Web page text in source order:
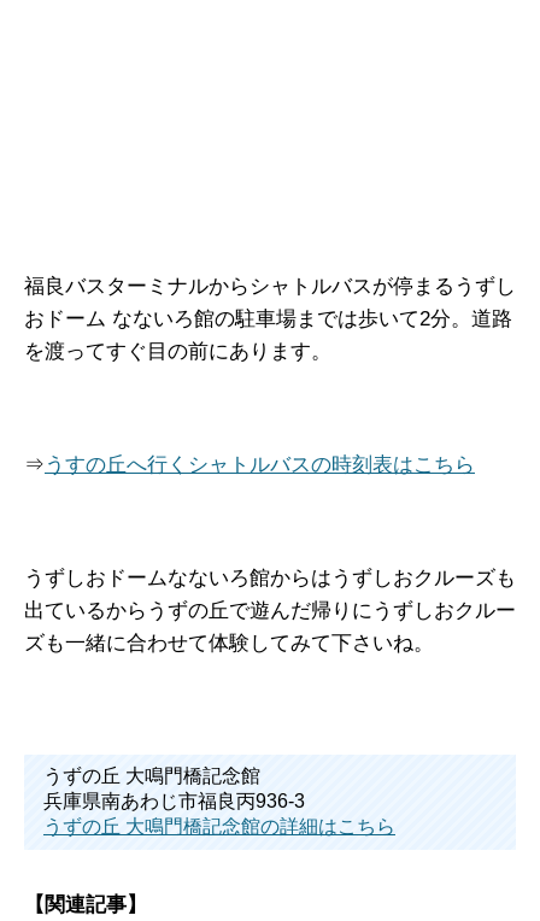
福良バスターミナルからシャトルバスが停まるうずし
おドーム なないろ館の駐車場までは歩いて2分。道路
を渡ってすぐ目の前にあります。
⇒ うすの丘へ行くシャトルバスの時刻表はこちら
うずしおドームなないろ館からはうずしおクルーズも
出ているからうずの丘で遊んだ帰りにうずしおクルー
ズも一緒に合わせて体験してみて下さいね。
うずの丘 大鳴門橋記念館
兵庫県南あわじ市福良丙936-3
うずの丘 大鳴門橋記念館の詳細はこちら
【関連記事】